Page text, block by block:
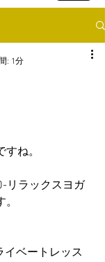
: 1分
ね。
リラックスヨガ
ベートレッス